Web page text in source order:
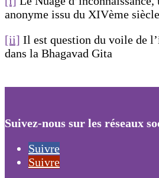
anonyme issu du XIVème
[ii] Il est question du voile de
dans la Bhagavad Gita
Suivez-nous sur les réseaux
Suivre
Suivre